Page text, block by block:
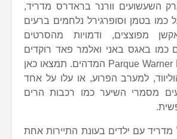
השעשועים וורנר בראדרס מדריד,
כמו בטמן וסופרגירל נלחמים ברעים
מפוצצים, ודמויות מהסרטים
כמו באגס באני ואלמר פאד רוקדים
ושרים ב- Parque Warner Madrid המדהים. תמצאו כאן
למערב הפרוע, או עלו על אחד
מסמרי השיער כמו רכבות הרים
עם ילדים בעונת התיירות אחת